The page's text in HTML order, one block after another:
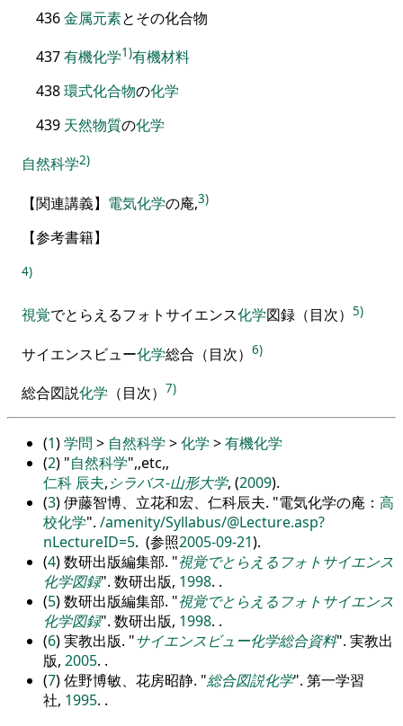
436金属元素とその化合物
437有機化学1)有機材料
438環式化合物の化学
439 天然物質の化学
自然科学2)
【関連講義】 電気化学の庵,3)
【参考書籍】
4)
視覚でとらえるフォトサイエンス化学図録 （目次） 5)
サイエンスビュー化学総合 （目次） 6)
総合図説化学 （目次） 7)
(1)学問 > 自然科学 >化学 >有機化学
(2) 自然科学 ,,etc,,
仁科 辰夫,シラバス-山形大学, (2009).
(3) 伊藤智博、立花和宏、仁科辰夫. 電気化学の庵： 高
校化学 . /amenity/Syllabus/@Lecture.asp?
nLectureID=5. (参照2005-09-21).
(4) 数研出版編集部. 視覚でとらえるフォトサイエンス
化学図録 . 数研出版, 1998. .
(5) 数研出版編集部. 視覚でとらえるフォトサイエンス
化学図録 . 数研出版, 1998. .
(6) 実教出版. サイエンスビュー化学総合資料 . 実教出
版, 2005. .
(7) 佐野博敏、花房昭静. 総合図説化学 . 第一学習
社, 1995. .